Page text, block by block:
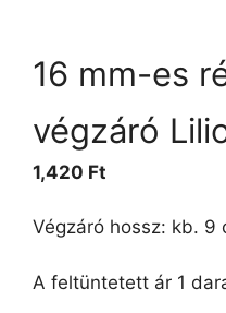
16 mm-es
végzáró
1,420 Ft
Végzáró hossz: kb. 9
A feltüntetett ár 1